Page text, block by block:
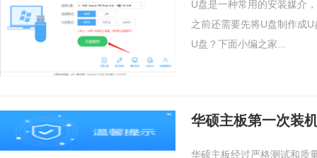
U盘是一种常用的安装媒介
之前还需要先将U盘制作成
U盘？下面小编之家...
华硕主板第一次装
华硕主板经过严格测试和质